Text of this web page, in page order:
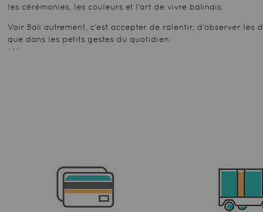
les cérémonies, les couleurs et l’art de vivre balinais.
Voir Bali autrement, c’est accepter de ralentir, d’observer
que dans les petits gestes du quotidien.
```